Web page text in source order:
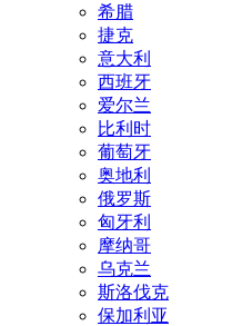
希腊
捷克
意大利
西班牙
爱尔兰
比利时
葡萄牙
奥地利
俄罗斯
匈牙利
摩纳哥
乌克兰
斯洛伐克
保加利亚